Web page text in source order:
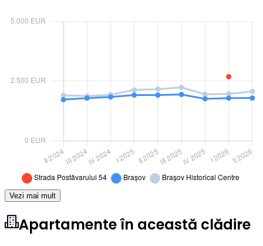
Vezi mai mult
Apartamente în această clădire